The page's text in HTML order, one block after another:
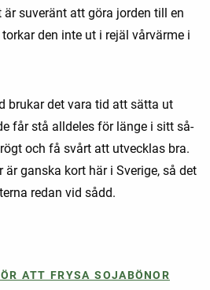
suveränt att göra jorden till en
den inte ut i rejäl vårvärme i
brukar det vara tid att sätta ut
får stå alldeles för länge i sitt så-
och få svårt att utvecklas bra.
ganska kort här i Sverige, så det
redan vid sådd.
ATT FRYSA SOJABÖNOR